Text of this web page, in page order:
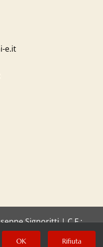
e.it
Signoritti | C.F.:
OK Rifiuta